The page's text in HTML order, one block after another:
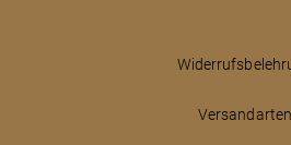
Versandarten